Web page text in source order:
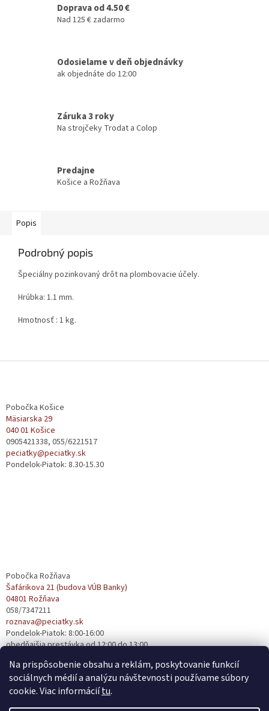
Na prispôsobenie obsahu a reklám, poskytovanie funkcií
sociálnych médií a analýzu návštevnosti používame súbory
cookie. Viac informáciítu.
Doprava od 4.50 €
Nad 125 € zadarmo
Odosielame v deň objednávky
ak objednáte do 12:00
Záruka 3 roky
Na strojčeky Trodat a Colop
Predajne
Košice a Rožňava
Popis
Podrobný popis
Špeciálny pozinkovaný drôt na plombovacie účely.
Hrúbka: 1.1 mm.
Hmotnosť : 1 kg.
Pobočka Košice
Mäsiarska 29
040 01 Košice
0905421338, 055/6221517
peciatky@peciatky.sk
Pondelok-Piatok: 8.30-15.30
Pobočka Rožňava
Šafárikova 21 (budova VÚB Banky)
04801 Rožňava
058/7347211
roznava@peciatky.sk
Pondelok-Piatok: 8:00-16:00
obedňajšia prestávka od 12:00 do 13:00